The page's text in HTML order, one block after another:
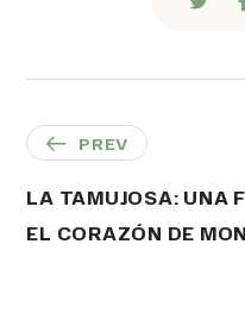
PREV
LA TAMUJOSA: UNA
EL CORAZÓN DE